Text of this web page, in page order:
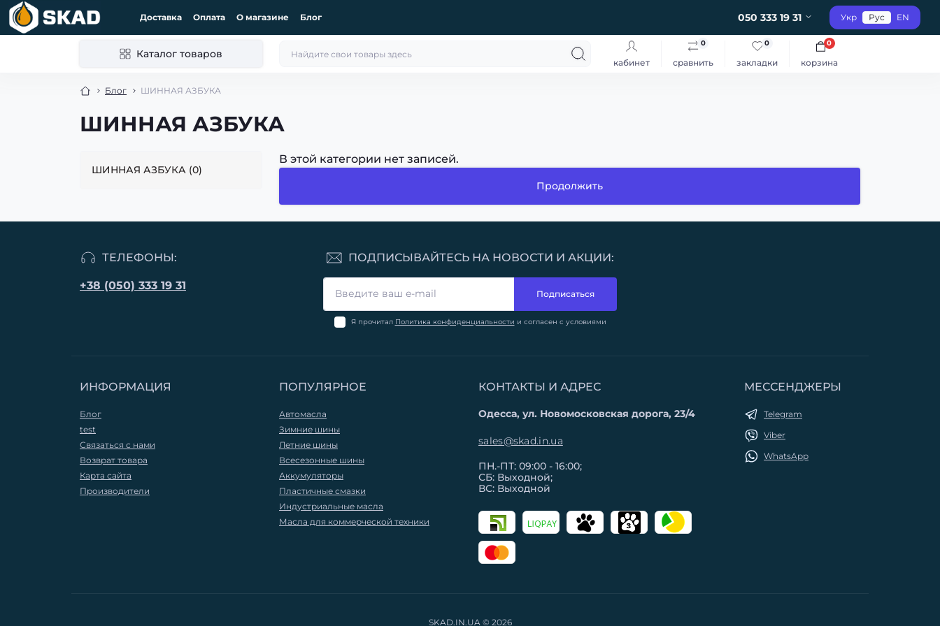
Доставка Оплата О магазине Блог 050 333 19 31 Укр Рус EN
Каталог товаров
кабинет сравнить
0
закладки
0
корзина
0
Блог ШИННАЯ АЗБУКА
ШИННАЯ АЗБУКА
ШИННАЯ АЗБУКА (0)
В этой категории нет записей.
Продолжить
ТЕЛЕФОНЫ:
+38 (050) 333 19 31
ПОДПИСЫВАЙТЕСЬ НА НОВОСТИ И АКЦИИ:
Подписаться
Я прочитал Политика конфиденциальности и согласен с условиями
ИНФОРМАЦИЯ
Блог
test
Связаться с нами
Возврат товара
Карта сайта
Производители
ПОПУЛЯРНОЕ
Автомасла
Зимние шины
Летние шины
Всесезонные шины
Аккумуляторы
Пластичные смазки
Индустриальные масла
Масла для коммерческой техники
КОНТАКТЫ И АДРЕС
Одесса, ул. Новомосковская дорога, 23/4
sales@skad.in.ua
ПН.-ПТ: 09:00 - 16:00;
СБ: Выходной;
ВС: Выходной
МЕССЕНДЖЕРЫ
Telegram
Viber
WhatsApp
SKAD.IN.UA © 2026